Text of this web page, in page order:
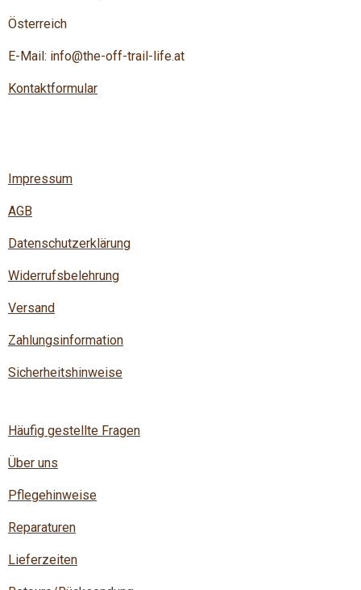
Österreich
E-Mail: info@the-off-trail-life.at
Kontaktformular
Impressum
AGB
Datenschutzerklärung
Widerrufsbelehrung
Versand
Zahlungsinformation
Sicherheitshinweise
Häufig gestellte Fragen
Über uns
Pflegehinweise
Reparaturen
Lieferzeiten